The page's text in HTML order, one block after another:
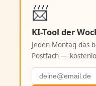
📨
KI-Tool der
Jeden Montag das
Postfach —